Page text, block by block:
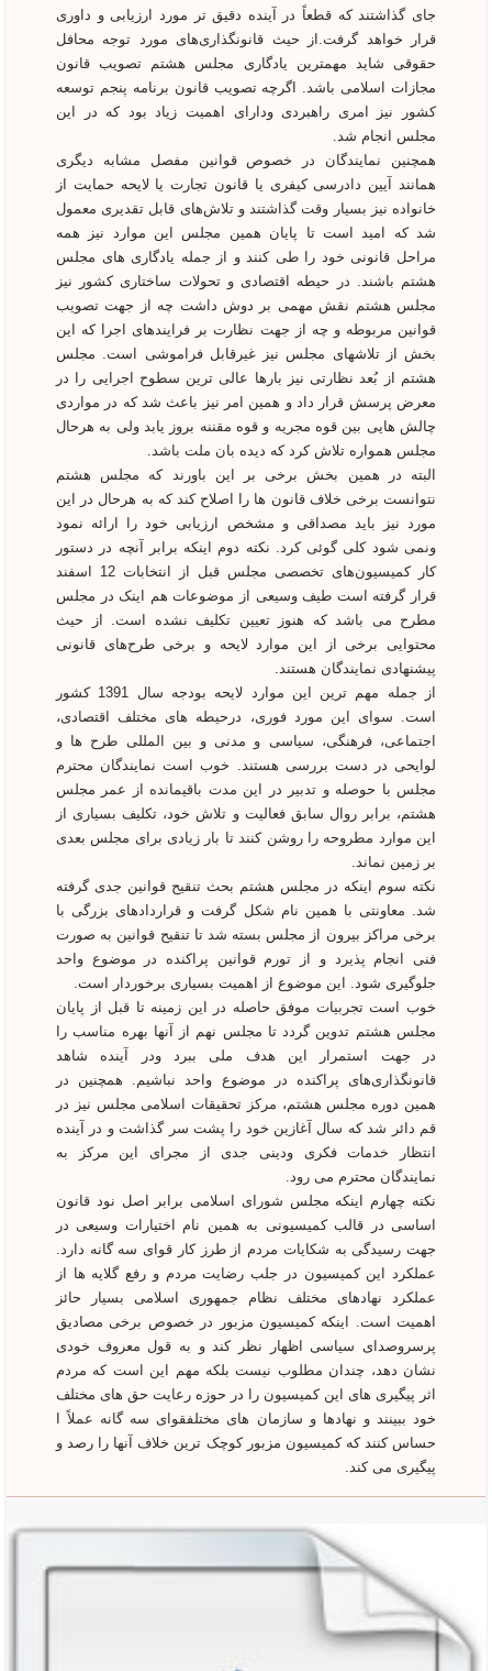
جای گذاشتند که قطعاً در آینده دقیق تر مورد ارزیابی و داوری
قرار خواهد گرفت.از حیث قانونگذاری‌های مورد توجه محافل
حقوقی شاید مهمترین یادگاری مجلس هشتم تصویب قانون
مجازات اسلامی باشد. اگرچه تصویب قانون برنامه پنجم توسعه
کشور نیز امری راهبردی ودارای اهمیت زیاد بود که در این
مجلس انجام شد.
همچنین نمایندگان در خصوص قوانین مفصل مشابه دیگری
همانند آیین دادرسی کیفری یا قانون تجارت یا لایحه حمایت از
خانواده نیز بسیار وقت گذاشتند و تلاش‌های قابل تقدیری معمول
شد که امید است تا پایان همین مجلس این موارد نیز همه
مراحل قانونی خود را طی کنند و از جمله یادگاری های مجلس
هشتم باشند. در حیطه اقتصادی و تحولات ساختاری کشور نیز
مجلس هشتم نقش مهمی بر دوش داشت چه از جهت تصویب
قوانین مربوطه و چه از جهت نظارت بر فرایندهای اجرا که این
بخش از تلاشهای مجلس نیز غیرقابل فراموشی است. مجلس
هشتم از بُعد نظارتی نیز بارها عالی ترین سطوح اجرایی را در
معرض پرسش قرار داد و همین امر نیز باعث شد که در مواردی
چالش هایی بین قوه مجریه و قوه مقننه بروز یابد ولی به هرحال
مجلس همواره تلاش کرد که دیده بان ملت باشد.
البته در همین بخش برخی بر این باورند که مجلس هشتم
نتوانست برخی خلاف قانون ها را اصلاح کند که به هرحال در این
مورد نیز باید مصداقی و مشخص ارزیابی خود را ارائه نمود
ونمی شود کلی گوئی کرد. نکته دوم اینکه برابر آنچه در دستور
کار کمیسیون‌های تخصصی مجلس قبل از انتخابات 12 اسفند
قرار گرفته است طیف وسیعی از موضوعات هم اینک در مجلس
مطرح می باشد که هنوز تعیین تکلیف نشده است. از حیث
محتوایی برخی از این موارد لایحه و برخی طرح‌های قانونی
پیشنهادی نمایندگان هستند.
از جمله مهم ترین این موارد لایحه بودجه سال 1391 کشور
است. سوای این مورد فوری، درحیطه های مختلف اقتصادی،
اجتماعی، فرهنگی، سیاسی و مدنی و بین المللی طرح ها و
لوایحی در دست بررسی هستند. خوب است نمایندگان محترم
مجلس با حوصله و تدبیر در این مدت باقیمانده از عمر مجلس
هشتم، برابر روال سابق فعالیت و تلاش خود، تکلیف بسیاری از
این موارد مطروحه را روشن کنند تا بار زیادی برای مجلس بعدی
بر زمین نماند.
نکته سوم اینکه در مجلس هشتم بحث تنقیح قوانین جدی گرفته
شد. معاونتی با همین نام شکل گرفت و قراردادهای بزرگی با
برخی مراکز بیرون از مجلس بسته شد تا تنقیح قوانین به صورت
فنی انجام پذیرد و از تورم قوانین پراکنده در موضوع واحد
جلوگیری شود. این موضوع از اهمیت بسیاری برخوردار است.
خوب است تجربیات موفق حاصله در این زمینه تا قبل از پایان
مجلس هشتم تدوین گردد تا مجلس نهم از آنها بهره مناسب را
در جهت استمرار این هدف ملی ببرد ودر آینده شاهد
قانونگذاری‌های پراکنده در موضوع واحد نباشیم. همچنین در
همین دوره مجلس هشتم، مرکز تحقیقات اسلامی مجلس نیز در
قم دائر شد که سال آغازین خود را پشت سر گذاشت و در آینده
انتظار خدمات فکری ودینی جدی از مجرای این مرکز به
نمایندگان محترم می رود.
نکته چهارم اینکه مجلس شورای اسلامی برابر اصل نود قانون
اساسی در قالب کمیسیونی به همین نام اختیارات وسیعی در
جهت رسیدگی به شکایات مردم از طرز کار قوای سه گانه دارد.
عملکرد این کمیسیون در جلب رضایت مردم و رفع گلایه ها از
عملکرد نهادهای مختلف نظام جمهوری اسلامی بسیار حائز
اهمیت است. اینکه کمیسیون مزبور در خصوص برخی مصادیق
پرسروصدای سیاسی اظهار نظر کند و به قول معروف خودی
نشان دهد، چندان مطلوب نیست بلکه مهم این است که مردم
اثر پیگیری های این کمیسیون را در حوزه رعایت حق های مختلف
خود ببینند و نهادها و سازمان های مختلفقوای سه گانه عملاً ا
حساس کنند که کمیسیون مزبور کوچک ترین خلاف آنها را رصد و
پیگیری می کند.